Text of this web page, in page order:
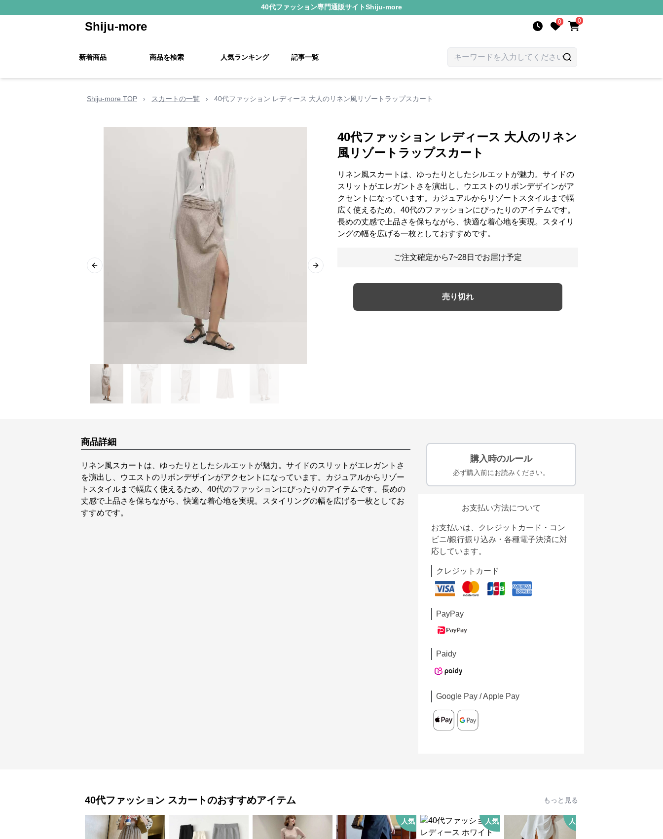
40代ファッション専門通販サイトShiju-more
Shiju-more 0 0
新着商品 商品を検索 人気ランキング 記事一覧
Shiju-more TOP › スカートの一覧 › 40代ファッション レディース 大人のリネン風リゾートラップスカート
Previous slide Next slide
40代ファッション レディース 大人のリネン
風リゾートラップスカート
リネン風スカートは、ゆったりとしたシルエットが魅力。サイドの
スリットがエレガントさを演出し、ウエストのリボンデザインがア
クセントになっています。カジュアルからリゾートスタイルまで幅
広く使えるため、40代のファッションにぴったりのアイテムです。
長めの丈感で上品さを保ちながら、快適な着心地を実現。スタイリ
ングの幅を広げる一枚としておすすめです。
ご注文確定から7~28日でお届け予定
売り切れ
商品詳細
リネン風スカートは、ゆったりとしたシルエットが魅力。サイドのスリットがエレガントさ
を演出し、ウエストのリボンデザインがアクセントになっています。カジュアルからリゾー
トスタイルまで幅広く使えるため、40代のファッションにぴったりのアイテムです。長めの
丈感で上品さを保ちながら、快適な着心地を実現。スタイリングの幅を広げる一枚としてお
すすめです。
購入時のルール
必ず購入前にお読みください。
お支払い方法について
お支払いは、クレジットカード・コン
ビニ/銀行振り込み・各種電子決済に対
応しています。
クレジットカード
PayPay
Paidy
Google Pay / Apple Pay
40代ファッション スカートのおすすめアイテム もっと見る
人気 人気 人気